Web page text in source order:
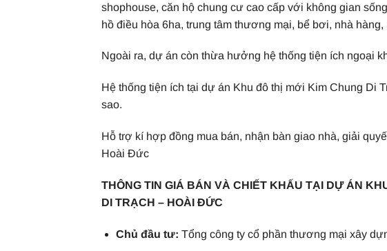
shophouse, căn hộ chung cư cao cấp với không gian
hồ điều hòa 6ha, trung tâm thương mại, bể bơi, nhà
Ngoài ra, dự án còn thừa hưởng hệ thống tiện ích ngoại
Hệ thống tiện ích tại dự án Khu đô thị mới Kim Chung Di
sao.
Hỗ trợ kí hợp đồng mua bán, nhận bàn giao nhà, giải
Hoài Đức
THÔNG TIN GIÁ BÁN VÀ CHIẾT KHẤU TẠI DỰ ÁN
DI TRẠCH – HOÀI ĐỨC
Chủ đầu tư: Tổng công ty cổ phần thương mại xây